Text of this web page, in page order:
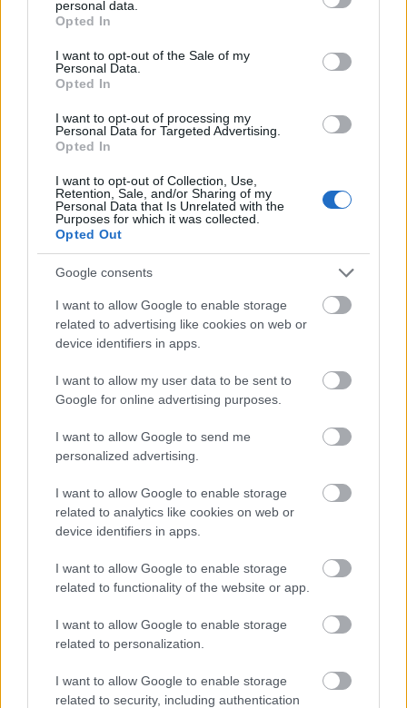
grant or deny consent to Google and its third-party tags to
use your data for below specified purposes in below Google
consent section.
personal data.
Opted In
I want to opt-out of the Sale of my
Personal Data.
Opted In
I want to opt-out of processing my
Personal Data for Targeted Advertising.
Opted In
I want to opt-out of Collection, Use,
Retention, Sale, and/or Sharing of my
Personal Data that Is Unrelated with the
Purposes for which it was collected.
Opted Out
Google consents
I want to allow Google to enable storage
related to advertising like cookies on web or
device identifiers in apps.
I want to allow my user data to be sent to
Google for online advertising purposes.
I want to allow Google to send me
personalized advertising.
I want to allow Google to enable storage
related to analytics like cookies on web or
device identifiers in apps.
I want to allow Google to enable storage
related to functionality of the website or app.
I want to allow Google to enable storage
related to personalization.
I want to allow Google to enable storage
related to security, including authentication
szárazabb, mint a Föld, légköre pedig alig egy
százaléka bolygónkénak, így esetében
jobban érvényesül a Nap hevítő hatása. A
REMS mérései azt is kimutatták, hogy a Gale-
kráterben növekszik a légköri nyomás, ami
egybeesik a várakozásokkal. Telente elég
hideg van ugyanis ahhoz, hogy a Mars
pólusain megfagyjon a szén-dioxid,
"szárazjég-sapkákat" alkotva. Mivel a szén-
dioxid a marsi légkör fő alkotóeleme, az
atmoszferikus nyomás évszakról évszakra
változik.
Forrás: MTI
Űrkutatás Időjárás Lavór
SZAVAKKAL FESTENI
BÉRLETTEL A ZENEAKADÉMIÁRA